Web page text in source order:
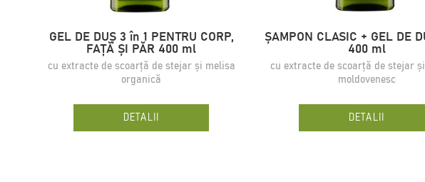
GEL DE DUȘ 3 în 1 PENTRU CORP,
FAȚĂ ȘI PĂR 400 ml
cu extracte de scoarță de stejar și melisa
organică
DETALII
ȘAMPON CLASIC + GEL DE
400 ml
cu extracte de scoarță de stejar
moldovenesc
DETALII